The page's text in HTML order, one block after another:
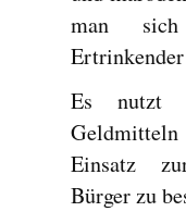
man
Es nutzt
Einsatz
Bürger zu